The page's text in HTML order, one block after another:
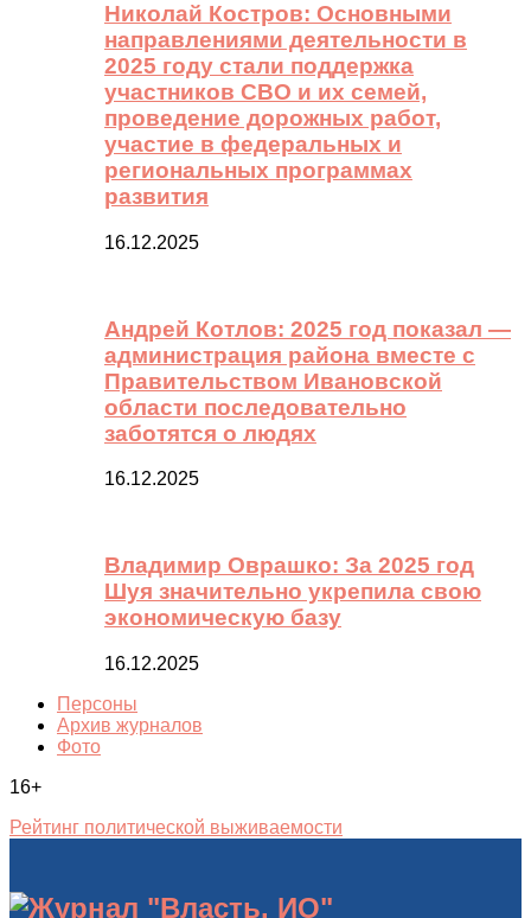
Николай Костров: Основными
направлениями деятельности в
2025 году стали поддержка
участников СВО и их семей,
проведение дорожных работ,
участие в федеральных и
региональных программах
развития
16.12.2025
Андрей Котлов: 2025 год показал —
администрация района вместе с
Правительством Ивановской
области последовательно
заботятся о людях
16.12.2025
Владимир Оврашко: За 2025 год
Шуя значительно укрепила свою
экономическую базу
16.12.2025
Персоны
Архив журналов
Фото
16+
Рейтинг политической выживаемости